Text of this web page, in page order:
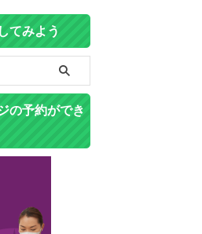
てみよう
の予約ができ